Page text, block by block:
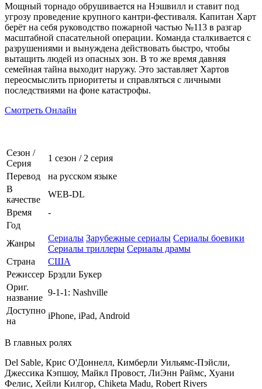
Мощный торнадо обрушивается на Нэшвилл и ставит под
угрозу проведение крупного кантри-фестиваля. Капитан Харт
берёт на себя руководство пожарной частью №113 в разгар
масштабной спасательной операции. Команда сталкивается с
разрушениями и вынуждена действовать быстро, чтобы
вытащить людей из опасных зон. В то же время давняя
семейная тайна выходит наружу. Это заставляет Хартов
переосмыслить приоритеты и справляться с личными
последствиями на фоне катастрофы.
Смотреть Онлайн
Сезон /
Серия
1 сезон / 2 серия
Перевод
на русском языке
В
качестве
WEB-DL
Время
-
Год
Жанры
Сериалы Зарубежные сериалы Сериалы боевики
Сериалы триллеры Сериалы драмы
Страна
США
Режиссер Брэдли Букер
Ориг.
название
9-1-1: Nashville
Доступно
на
iPhone, iPad, Android
В главных ролях
Del Sable, Крис О'Доннелл, Кимберли Уильямс-Пэйсли,
Джессика Кэпшоу, Майкл Провост, ЛиЭнн Раймс, Хуани
Фелис, Хейли Килгор, Chiketa Madu, Robert Rivers